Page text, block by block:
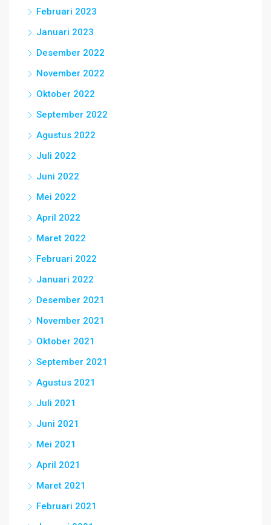
Februari 2023
Januari 2023
Desember 2022
November 2022
Oktober 2022
September 2022
Agustus 2022
Juli 2022
Juni 2022
Mei 2022
April 2022
Maret 2022
Februari 2022
Januari 2022
Desember 2021
November 2021
Oktober 2021
September 2021
Agustus 2021
Juli 2021
Juni 2021
Mei 2021
April 2021
Maret 2021
Februari 2021